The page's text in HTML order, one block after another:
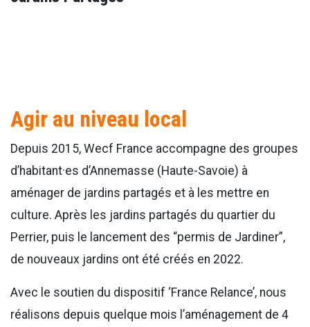
Agir au niveau local
Depuis 2015, Wecf France accompagne des groupes
d’habitant·es d’Annemasse (Haute-Savoie) à
aménager de jardins partagés et à les mettre en
culture. Après les jardins partagés du quartier du
Perrier, puis le lancement des “permis de Jardiner”,
de nouveaux jardins ont été créés en 2022.
Avec le soutien du dispositif ‘France Relance’, nous
réalisons depuis quelque mois l’aménagement de 4